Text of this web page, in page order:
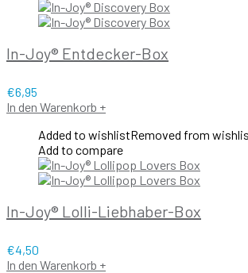
In-Joy® Entdecker-Box
€6,95
In den Warenkorb +
Added to wishlistRemoved from
Add to compare
In-Joy® Lolli-Liebhaber-Box
€4,50
In den Warenkorb +